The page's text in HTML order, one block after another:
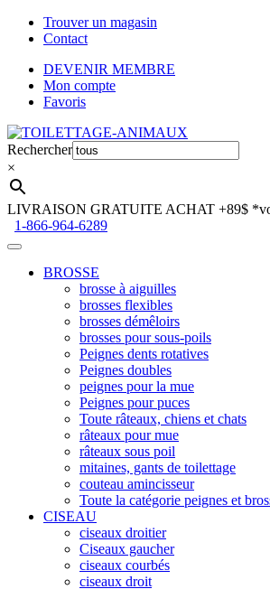
Trouver un magasin
Contact
DEVENIR MEMBRE
Mon compte
Favoris
Aller
à
la
navigation
Aller
au
contenu
Rechercher
×
LIVRAISON GRATUITE ACHAT +89$
1-866-964-6289
BROSSE
brosse à aiguilles
brosses flexibles
brosses démêloirs
brosses pour sous-poils
Peignes dents rotatives
Peignes doubles
peignes pour la mue
Peignes pour puces
Toute râteaux, chiens et chats
râteaux pour mue
râteaux sous poil
mitaines, gants de toilettage
couteau amincisseur
Toute la catégorie peignes et
CISEAU
ciseaux droitier
Ciseaux gaucher
ciseaux courbés
ciseaux droit